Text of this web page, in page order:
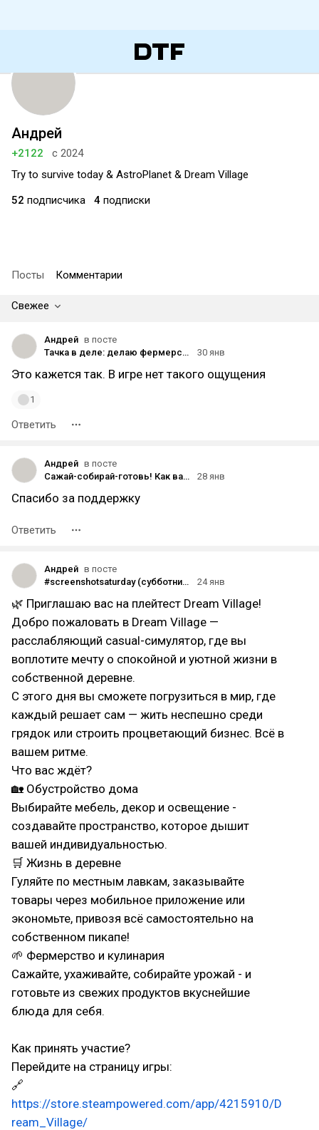
Андрей
+2122
с 2024
Try to survive today & AstroPlanet & Dream Village
52 подписчика 4 подписки
Посты Комментарии
Свежее
Андрей в посте
Тачка в деле: делаю фермерский труд проще
30 янв
Это кажется так. В игре нет такого ощущения
1
Ответить
Андрей в посте
Сажай-собирай-готовь! Как вам ?
28 янв
Спасибо за поддержку
Ответить
Андрей в посте
#screenshotsaturday (субботний скриншот) на DTF 24.01.2026
24 янв
🌿 Приглашаю вас на плейтест Dream Village!
Добро пожаловать в Dream Village —
расслабляющий casual-симулятор, где вы
воплотите мечту о спокойной и уютной жизни в
собственной деревне.
С этого дня вы сможете погрузиться в мир, где
каждый решает сам — жить неспешно среди
грядок или строить процветающий бизнес. Всё в
вашем ритме.
Что вас ждёт?
🏡 Обустройство дома
Выбирайте мебель, декор и освещение -
создавайте пространство, которое дышит
вашей индивидуальностью.
🛒 Жизнь в деревне
Гуляйте по местным лавкам, заказывайте
товары через мобильное приложение или
экономьте, привозя всё самостоятельно на
собственном пикапе!
🌱 Фермерство и кулинария
Сажайте, ухаживайте, собирайте урожай - и
готовьте из свежих продуктов вкуснейшие
блюда для себя.
Как принять участие?
Перейдите на страницу игры:
🔗
https://store.steampowered.com/app/4215910/D
ream_Village/